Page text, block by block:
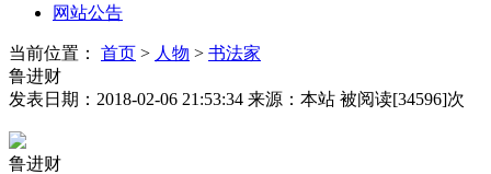
网站公告
当前位置： 首页 > 人物 > 书法家
鲁进财
发表日期：2018-02-06 21:53:34 来源：本站 被阅读[34596]次
鲁进财